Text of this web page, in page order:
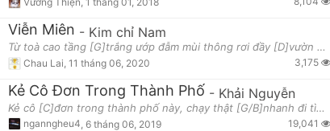
Viễn Miên - Kim chỉ Nam
Từ toà cao tầng [G]trắng ướp đẫm mùi thông rơi đầy [D]vườn Uớt đẫm cỏ cây trở nên lạ [Am]thường lục
Chau Lai 11 tháng 06, 2020 3,175
Kẻ Cô Đơn Trong Thành Phố - Khải Nguyễn
Kẻ cô [C]đơn trong thành phố này, chạy thật [G/B]nhanh đi tìm bóng dáng, tìm một [Am]mai khi mì
nganngheu4 6 tháng 06, 2019 19,041